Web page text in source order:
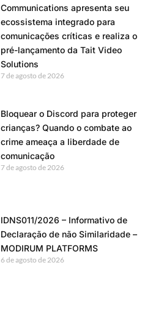
Communications apresenta seu
ecossistema integrado para
comunicações críticas e realiza o
pré-lançamento da Tait Video
Solutions
7 de agosto de 2026
Bloquear o Discord para proteger
crianças? Quando o combate ao
crime ameaça a liberdade de
comunicação
7 de agosto de 2026
IDNS011/2026 – Informativo de
Declaração de não Similaridade –
MODIRUM PLATFORMS
6 de agosto de 2026